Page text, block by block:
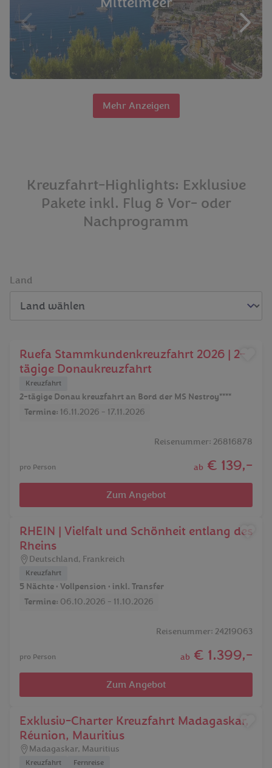
Mehr Anzeigen
Kreuzfahrt-Highlights: Exklusive
Pakete inkl. Flug & Vor- oder
Nachprogramm
Land
Ruefa Stammkundenkreuzfahrt 2026 | 2-
tägige Donaukreuzfahrt
Kreuzfahrt
2-tägige Donau kreuzfahrt an Bord der MS Nestroy****
Termine: 16.11.2026 - 17.11.2026
Reisenummer: 26816878
pro Person ab € 139,-
Zum Angebot
RHEIN | Vielfalt und Schönheit entlang des
Rheins
Deutschland, Frankreich
Kreuzfahrt
5 Nächte • Vollpension • inkl. Transfer
Termine: 06.10.2026 - 11.10.2026
Reisenummer: 24219063
pro Person ab € 1.399,-
Zum Angebot
Exklusiv-Charter Kreuzfahrt Madagaskar,
Réunion, Mauritius
Madagaskar, Mauritius
Kreuzfahrt Fernreise